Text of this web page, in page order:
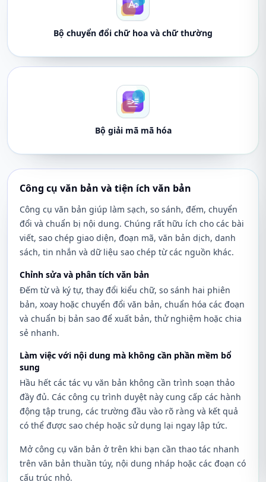
Bộ chuyển đổi chữ hoa và chữ thường
Bộ giải mã mã hóa
Công cụ văn bản và tiện ích văn bản
Công cụ văn bản giúp làm sạch, so sánh, đếm, chuyển
đổi và chuẩn bị nội dung. Chúng rất hữu ích cho các bài
viết, sao chép giao diện, đoạn mã, văn bản dịch, danh
sách, tin nhắn và dữ liệu sao chép từ các nguồn khác.
Chỉnh sửa và phân tích văn bản
Đếm từ và ký tự, thay đổi kiểu chữ, so sánh hai phiên
bản, xoay hoặc chuyển đổi văn bản, chuẩn hóa các đoạn
và chuẩn bị bản sao để xuất bản, thử nghiệm hoặc chia
sẻ nhanh.
Làm việc với nội dung mà không cần phần mềm bổ
sung
Hầu hết các tác vụ văn bản không cần trình soạn thảo
đầy đủ. Các công cụ trình duyệt này cung cấp các hành
động tập trung, các trường đầu vào rõ ràng và kết quả
có thể được sao chép hoặc sử dụng lại ngay lập tức.
Mở công cụ văn bản ở trên khi bạn cần thao tác nhanh
trên văn bản thuần túy, nội dung nháp hoặc các đoạn có
cấu trúc nhỏ.